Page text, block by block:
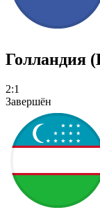
Голландия
2:1
Завершён